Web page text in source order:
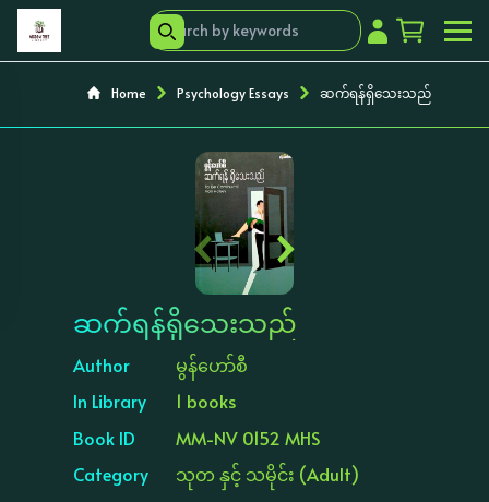
Home Psychology Essays ဆက်ရန်ရှိသေးသည်
‹ ›
ဆက်ရန်ရှိသေးသည်
Author
မွန်ဟော်စီ
In Library
1 books
Book ID
MM-NV 0152 MHS
Category
သုတ နှင့် သမိုင်း (Adult)